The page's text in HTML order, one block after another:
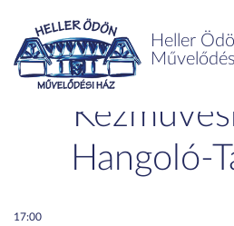
Heller
Hangoló-
17:00